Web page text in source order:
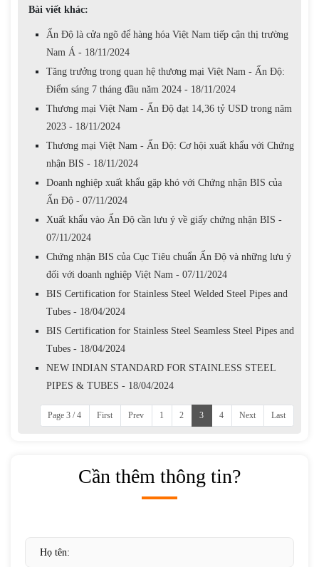
Bài viết khác:
Ấn Độ là cửa ngõ để hàng hóa Việt Nam tiếp cận thị trường
Nam Á - 18/11/2024
Tăng trưởng trong quan hệ thương mại Việt Nam - Ấn Độ:
Điểm sáng 7 tháng đầu năm 2024 - 18/11/2024
Thương mại Việt Nam - Ấn Độ đạt 14,36 tỷ USD trong năm
2023 - 18/11/2024
Thương mại Việt Nam - Ấn Độ: Cơ hội xuất khẩu với Chứng
nhận BIS - 18/11/2024
Doanh nghiệp xuất khẩu gặp khó với Chứng nhận BIS của
Ấn Độ - 07/11/2024
Xuất khẩu vào Ấn Độ cần lưu ý về giấy chứng nhận BIS -
07/11/2024
Chứng nhận BIS của Cục Tiêu chuẩn Ấn Độ và những lưu ý
đối với doanh nghiệp Việt Nam - 07/11/2024
BIS Certification for Stainless Steel Welded Steel Pipes and
Tubes - 18/04/2024
BIS Certification for Stainless Steel Seamless Steel Pipes and
Tubes - 18/04/2024
NEW INDIAN STANDARD FOR STAINLESS STEEL
PIPES & TUBES - 18/04/2024
Page 3 / 4 First Prev 1 2 3 4 Next Last
Cần thêm thông tin?